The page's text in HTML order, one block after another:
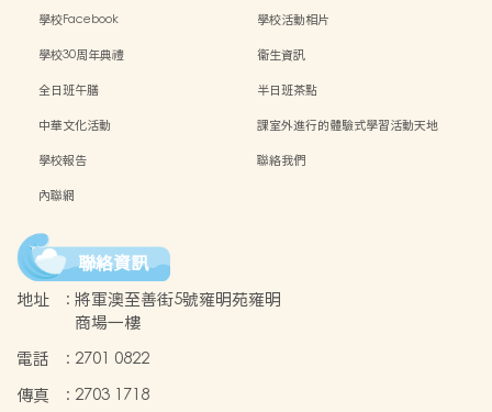
學校Facebook
學校活動相片
學校30周年典禮
衞生資訊
全日班午膳
半日班茶點
中華文化活動
課室外進行的體驗式學習活動天地
學校報告
聯絡我們
內聯網
聯絡資訊
地址 : 將軍澳至善街5號雍明苑雍明
商場一樓
電話
: 2701 0822
傳真
: 2703 1718